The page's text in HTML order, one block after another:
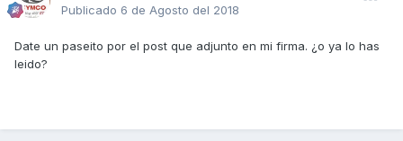
Publicado 6 de Agosto del 2018
Date un paseito por el post que adjunto en mi firma. ¿o ya lo has
leido?